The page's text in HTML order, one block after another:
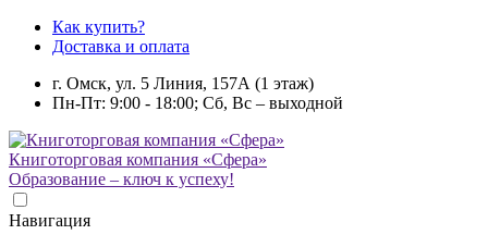
Как купить?
Доставка и оплата
г. Омск, ул. 5 Линия, 157А (1 этаж)
Пн-Пт: 9:00 - 18:00; Сб, Вс – выходной
Книготорговая компания «Сфера»
Образование – ключ к успеху!
Навигация